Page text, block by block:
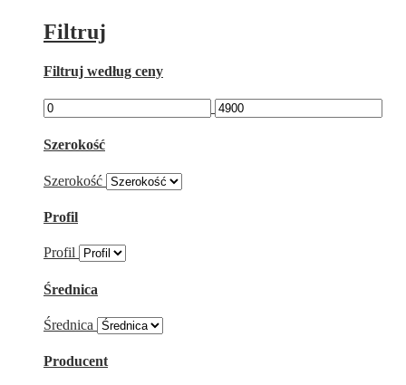
Filtruj
Filtruj według ceny
Szerokość
Szerokość
Profil
Profil
Średnica
Średnica
Producent